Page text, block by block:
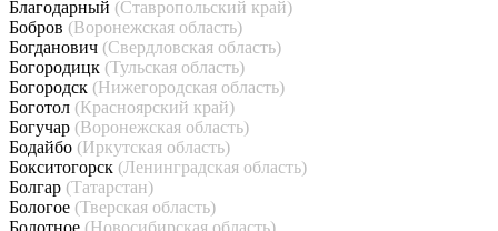
Благодарный (Ставропольский край)
Бобров (Воронежская область)
Богданович (Свердловская область)
Богородицк (Тульская область)
Богородск (Нижегородская область)
Боготол (Красноярский край)
Богучар (Воронежская область)
Бодайбо (Иркутская область)
Бокситогорск (Ленинградская область)
Болгар (Татарстан)
Бологое (Тверская область)